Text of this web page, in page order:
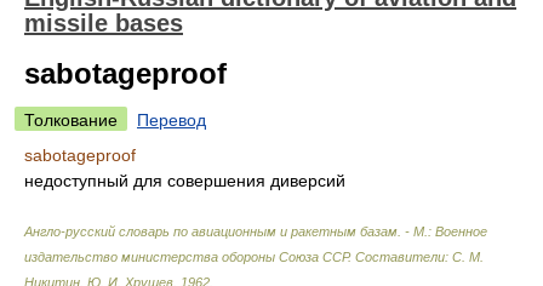
missile bases
sabotageproof
Толкование
Перевод
sabotageproof
недоступный для совершения диверсий
Англо-русский словарь по авиационным и ракетным базам. - М.: Военное
издательство министерства обороны Союза ССР. Составители: С. М.
Никитин, Ю. И. Хрущев 1962